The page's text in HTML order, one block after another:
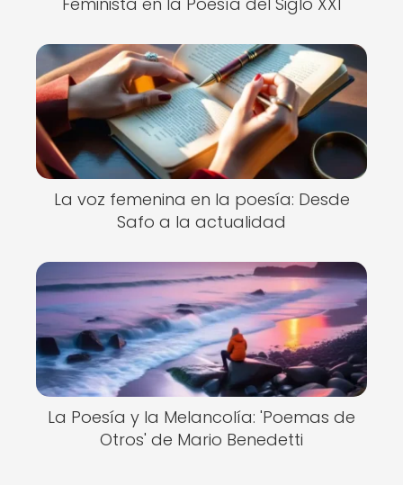
La voz femenina en la poesía: Desde
Safo a la actualidad
La Poesía y la Melancolía: 'Poemas de
Otros' de Mario Benedetti